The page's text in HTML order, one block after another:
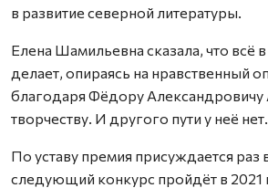
в развитие северной литературы.
Елена Шамильевна сказала, что всё
делает, опираясь на нравственный
благодаря Фёдору Александровичу
творчеству. И другого пути у неё нет.
По уставу премия присуждается раз
следующий конкурс пройдёт в 2021